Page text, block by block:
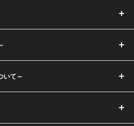
すパーツ等は輸入品も御座い
等もある場合が御座います。
をしております為、ご注文の
させて頂きます。 予めご了承く
クリックポスト）で発送いた
の発送となりますが、発送まで
いて～
良品が万一届いてしまった場
にご返品ください。